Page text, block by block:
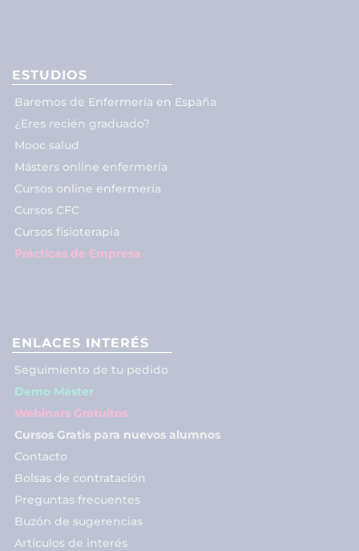
ESTUDIOS
Baremos de Enfermería en España
¿Eres recién graduado?
Mooc salud
Másters online enfermería
Cursos online enfermería
Cursos CFC
Cursos fisioterapia
Prácticas de Empresa
ENLACES INTERÉS
Seguimiento de tu pedido
Demo Máster
Webinars Gratuitos
Cursos Gratis para nuevos alumnos
Contacto
Bolsas de contratación
Preguntas frecuentes
Buzón de sugerencias
Artículos de interés